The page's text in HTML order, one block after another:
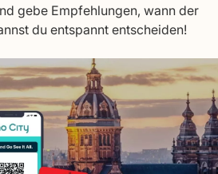
gebe Empfehlungen, wann der
du entspannt entscheiden!